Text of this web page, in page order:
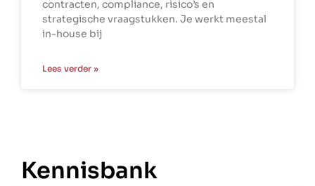
contracten, compliance, risico’s en
strategische vraagstukken. Je werkt meestal
in-house bij
Lees verder »
Kennisbank